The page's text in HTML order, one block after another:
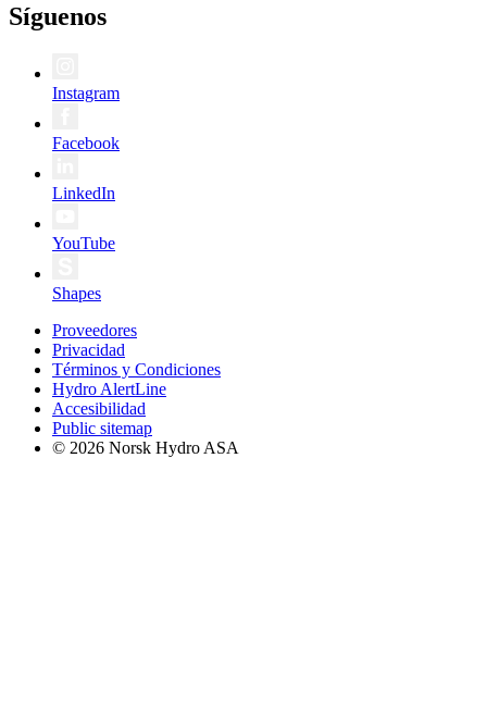
Síguenos
Instagram
Facebook
LinkedIn
YouTube
Shapes
Proveedores
Privacidad
Términos y Condiciones
Hydro AlertLine
Accesibilidad
Public sitemap
© 2026 Norsk Hydro ASA